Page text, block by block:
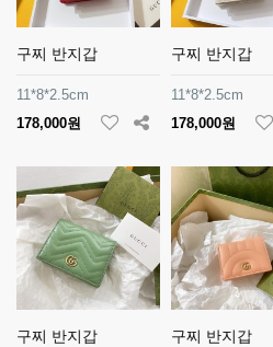
구찌 반지갑
11*8*2.5cm
178,000원
구찌 반지갑
11*8*2.5cm
178,000원
구찌 반지갑 구찌 반지갑